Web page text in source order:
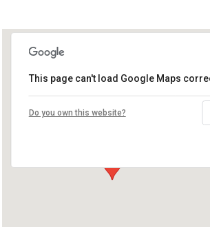
Lounais-Suomen – SYLI ry
Maariankatu 8 D 104 - Turku
This page can't load Google Maps
Do you own this website?